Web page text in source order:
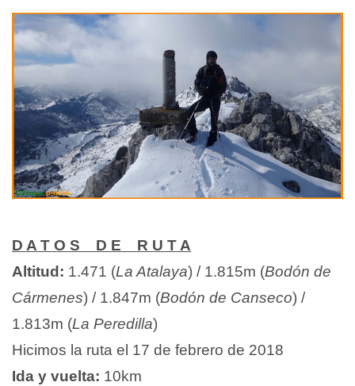
D A T O S D E R U T A
Altitud: 1.471 (La Atalaya) / 1.815m (Bodón de
Cármenes) / 1.847m (Bodón de Canseco) /
1.813m (La Peredilla)
Hicimos la ruta el 17 de febrero de 2018
Ida y vuelta: 10km